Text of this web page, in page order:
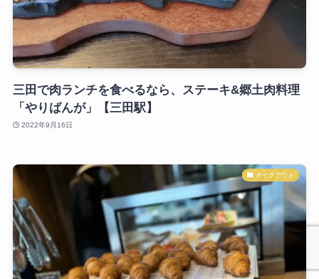
三田で肉ランチを食べるなら、ステーキ&郷土肉料理
「やりばんが」【三田駅】
2022年9月16日
テイクアウト